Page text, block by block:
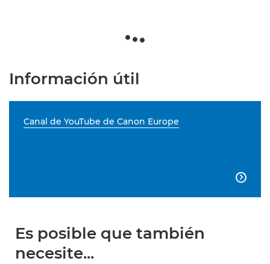
Información útil
Canal de YouTube de Canon Europe

Es posible que también
necesite...